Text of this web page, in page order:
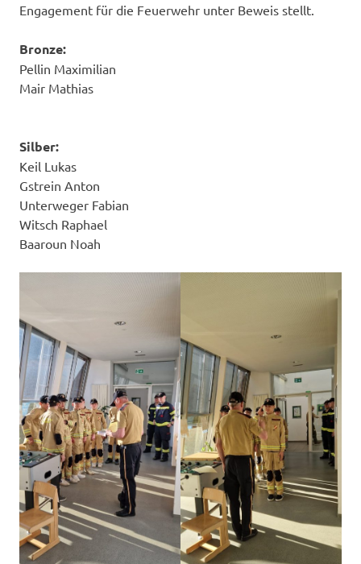
Engagement für die Feuerwehr unter Beweis stellt.
Bronze:
Pellin Maximilian
Mair Mathias
Silber:
Keil Lukas
Gstrein Anton
Unterweger Fabian
Witsch Raphael
Baaroun Noah